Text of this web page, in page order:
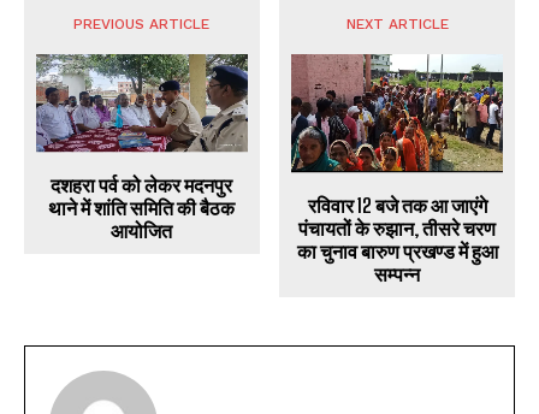
PREVIOUS ARTICLE
दशहरा पर्व को लेकर मदनपुर
थाने में शांति समिति की बैठक
आयोजित
NEXT ARTICLE
रविवार 12 बजे तक आ जाएंगे
पंचायतों के रुझान, तीसरे चरण
का चुनाव बारुण प्रखण्ड में हुआ
सम्पन्न